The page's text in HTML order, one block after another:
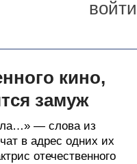
войти
кино,
замуж
— слова из
в адрес одних их
отечественного